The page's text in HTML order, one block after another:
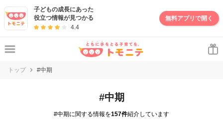
子どもの成長にあった
役立つ情報が見つかる
4.4
無料アプリで開く
トップ #中期
#中期
#中期に関する情報を157件紹介しています